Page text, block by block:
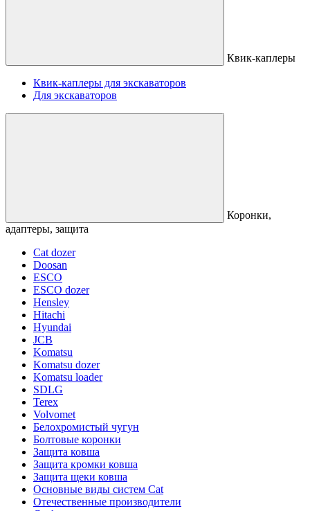
Квик-каплеры
Квик-каплеры для экскаваторов
Для экскаваторов
Коронки,
адаптеры, защита
Cat dozer
Doosan
ESCO
ESCO dozer
Hensley
Hitachi
Hyundai
JCB
Komatsu
Komatsu dozer
Komatsu loader
SDLG
Terex
Volvomet
Белохромистый чугун
Болтовые коронки
Защита ковша
Защита кромки ковша
Защита щеки ковша
Основные виды систем Cat
Отечественные производители